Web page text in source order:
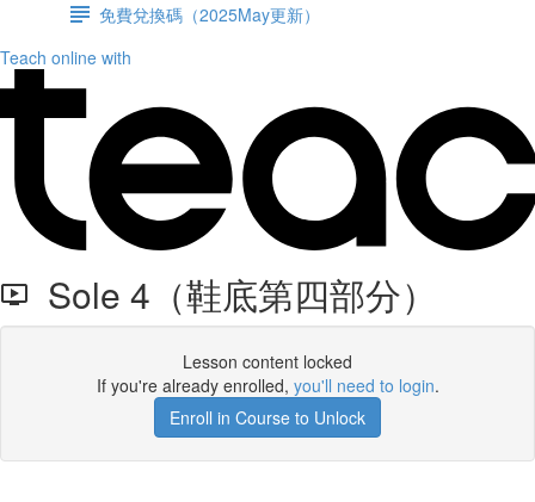
免費兌換碼（2025May更新）
Teach online with
Sole 4（鞋底第四部分）
Lesson content locked
If you're already enrolled, you'll need to login.
Enroll in Course to Unlock